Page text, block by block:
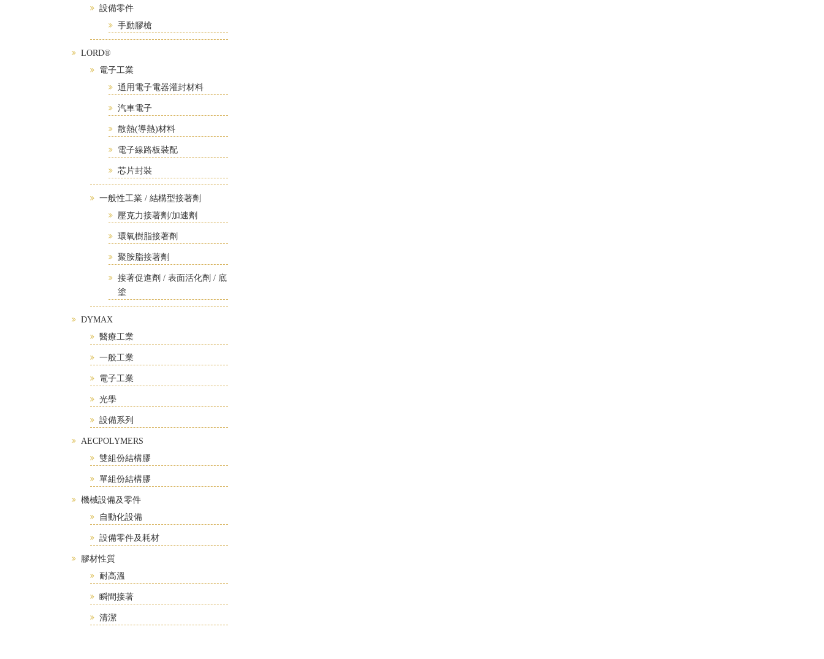
設備零件
手動膠槍
LORD®
電子工業
通用電子電器灌封材料
汽車電子
散熱(導熱)材料
電子線路板裝配
芯片封裝
一般性工業 / 結構型接著劑
壓克力接著劑/加速劑
環氧樹脂接著劑
聚胺脂接著劑
接著促進劑 / 表面活化劑 / 底
塗
DYMAX
醫療工業
一般工業
電子工業
光學
設備系列
AECPOLYMERS
雙組份結構膠
單組份結構膠
機械設備及零件
自動化設備
設備零件及耗材
膠材性質
耐高溫
瞬間接著
清潔